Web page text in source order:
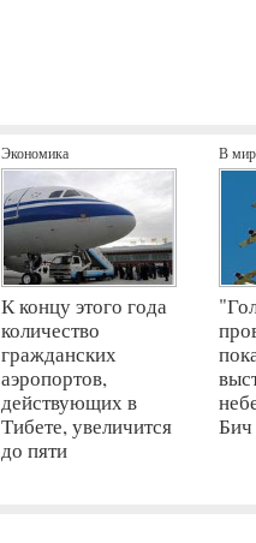
Экономика
К концу этого года
количество
гражданских
аэропортов,
действующих в
Тибете, увеличится
до пяти
В
Бич